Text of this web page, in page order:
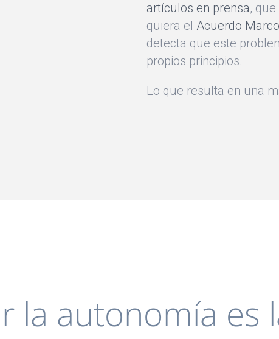
artículos en prensa,
quiera el Acuerdo
detecta que este
propios principios.
Lo que resulta en una
la autonomía es